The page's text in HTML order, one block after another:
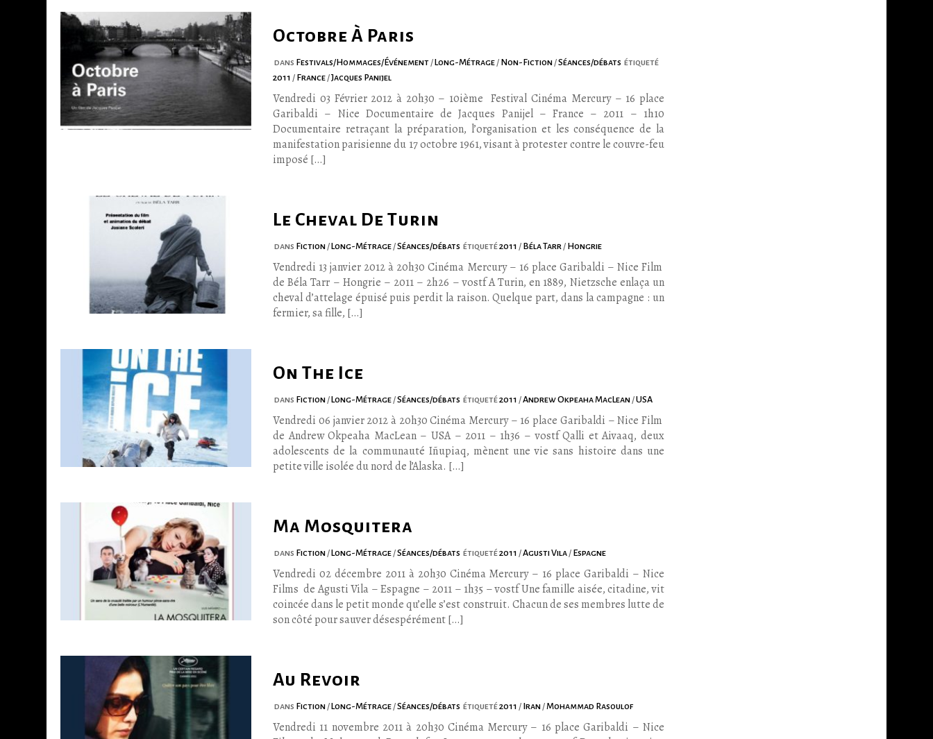
Octobre À Paris
dans Festivals/Hommages/Événement/ Long-Métrage/ Non-Fiction/Séances/débats étiqueté
2011/ France/Jacques Panijel
Vendredi 03 Février 2012 à 20h30 – 10ième Festival Cinéma Mercury – 16 place
Garibaldi – Nice Documentaire de Jacques Panijel – France – 2011 – 1h10
Documentaire retraçant la préparation, l’organisation et les conséquence de la
manifestation parisienne du 17 octobre 1961, visant à protester contre le couvre-feu
imposé […]
Le Cheval De Turin
dans Fiction/ Long-Métrage/Séances/débats étiqueté2011/ Béla Tarr/ Hongrie
Vendredi 13 janvier 2012 à 20h30 Cinéma Mercury – 16 place Garibaldi – Nice Film
de Béla Tarr – Hongrie – 2011 – 2h26 – vostf A Turin, en 1889, Nietzsche enlaça un
cheval d’attelage épuisé puis perdit la raison. Quelque part, dans la campagne : un
fermier, sa fille, […]
On The Ice
dans Fiction/ Long-Métrage/Séances/débats étiqueté2011/Andrew Okpeaha MacLean/USA
Vendredi 06 janvier 2012 à 20h30 Cinéma Mercury – 16 place Garibaldi – Nice Film
de Andrew Okpeaha MacLean – USA – 2011 – 1h36 – vostf Qalli et Aivaaq, deux
adolescents de la communauté Iñupiaq, mènent une vie sans histoire dans une
petite ville isolée du nord de l’Alaska. […]
Ma Mosquitera
dans Fiction/ Long-Métrage/Séances/débats étiqueté2011/Agusti Vila/ Espagne
Vendredi 02 décembre 2011 à 20h30 Cinéma Mercury – 16 place Garibaldi – Nice
Films de Agusti Vila – Espagne – 2011 – 1h35 – vostf Une famille aisée, citadine, vit
coincée dans le petit monde qu’elle s’est construit. Chacun de ses membres lutte de
son côté pour sauver désespérément […]
Au Revoir
dans Fiction/ Long-Métrage/Séances/débats étiqueté2011/ Iran/Mohammad Rasoulof
Vendredi 11 novembre 2011 à 20h30 Cinéma Mercury – 16 place Garibaldi – Nice